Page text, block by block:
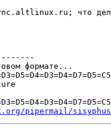
что
формате...
sisyphus/